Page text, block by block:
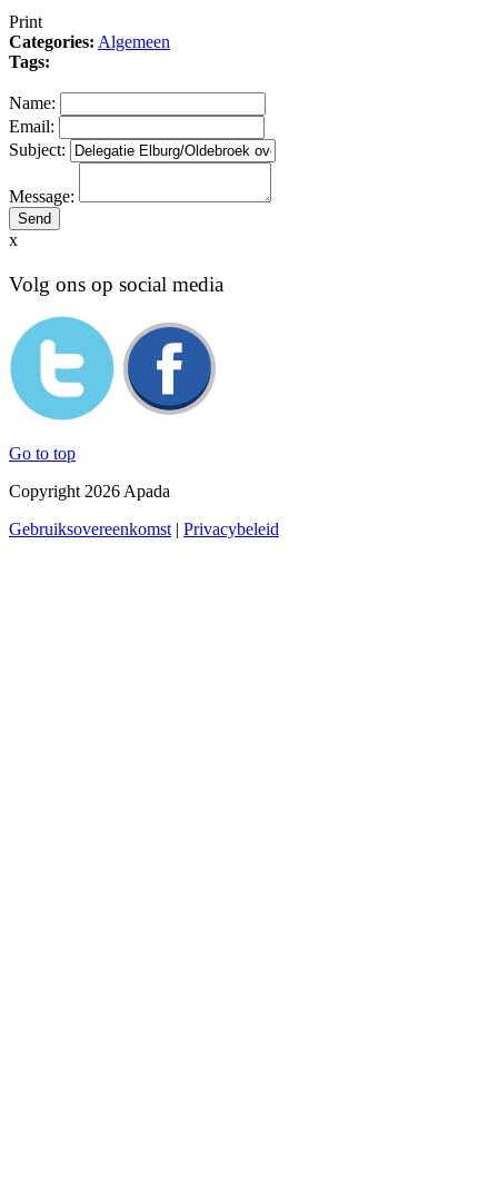
Print
Categories: Algemeen
Tags:
Name:
Email:
Subject:
Message:
x
Volg ons op social media
Go to top
Copyright 2026 Apada
Gebruiksovereenkomst | Privacybeleid